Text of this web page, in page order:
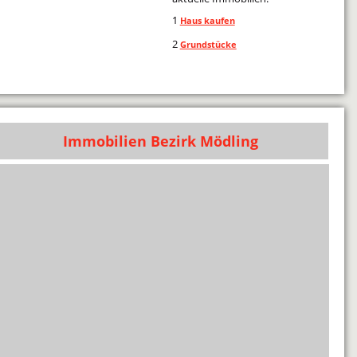
1 Haus kaufen
2 Grundstücke
Immobilien Bezirk Mödling